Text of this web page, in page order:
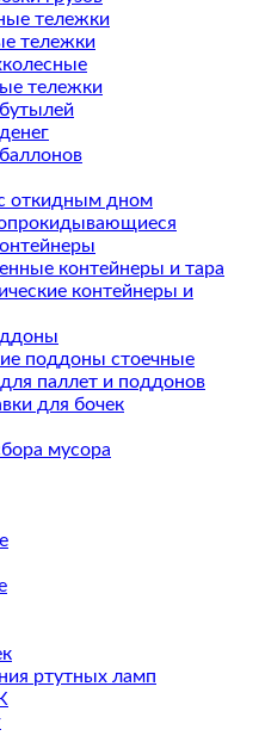
тележки
тележки
тележки
откидным дном
контейнеры и тара
контейнеры и
поддоны стоечные
паллет и поддонов
для бочек
мусора
ртутных ламп